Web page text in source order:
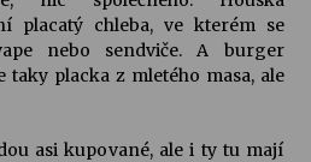
placatý chleba, ve kterém se
nebo sendviče. A burger
taky placka z mletého masa, ale
asi kupované, ale i ty tu mají